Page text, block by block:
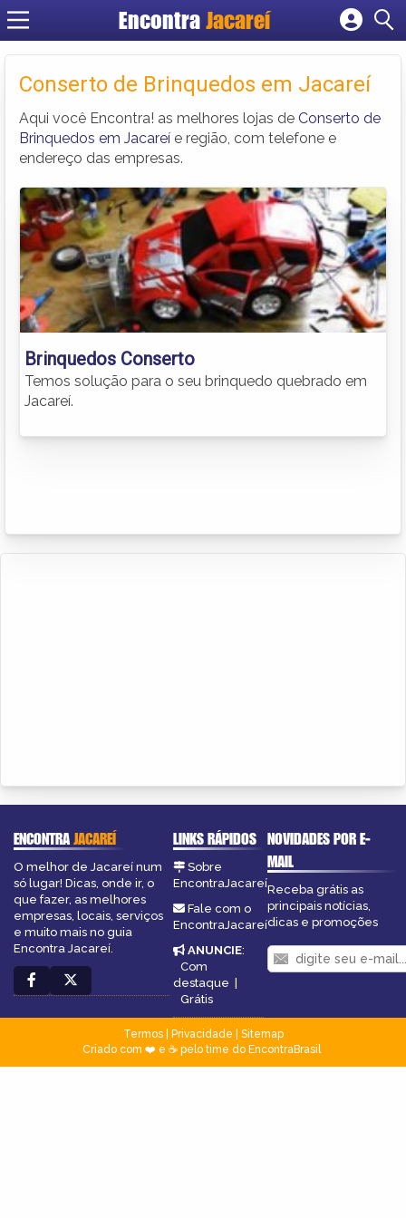
Encontra Jacareí
Cadastrar empresa
Criar conta
Conserto de Brinquedos em Jacareí
Aqui você Encontra! as melhores lojas de Conserto de
Brinquedos em Jacareí e região, com telefone e
endereço das empresas.
Brinquedos Conserto
Temos solução para o seu brinquedo quebrado em
Jacareí.
ENCONTRAJACAREÍ
O melhor de Jacareí num
só lugar! Dicas, onde ir, o
que fazer, as melhores
empresas, locais, serviços
e muito mais no guia
Encontra Jacareí.
LINKS RÁPIDOS
Sobre
EncontraJacareí
Fale com o
EncontraJacareí
ANUNCIE:
Com
destaque |
Grátis
NOVIDADES POR E-
MAIL
Receba grátis as
principais notícias,
dicas e promoções
Termos| Privacidade
Sitemap
Criado com ❤️ e ☕ pelo time do EncontraBrasil